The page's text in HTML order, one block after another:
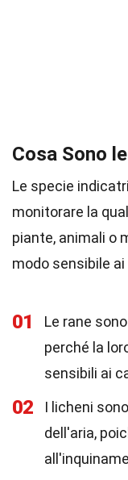
Cosa Sono
Le specie
monitorare la
piante, animali o
modo sensibile
01
Le rane
perché la
sensibili ai
02
I licheni
dell'aria,